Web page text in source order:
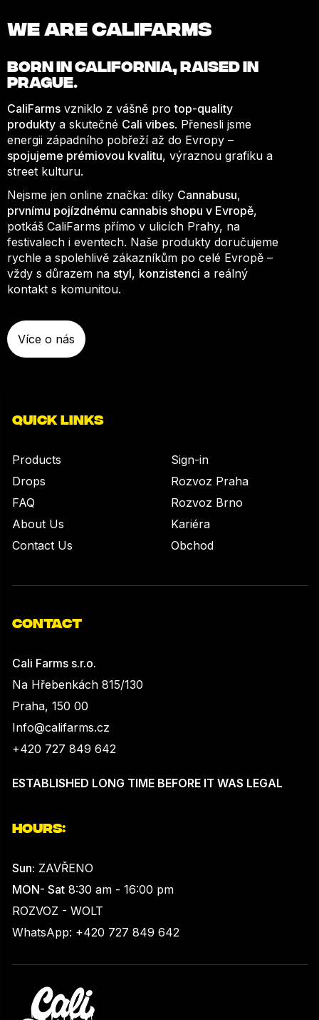
We are Califarms
BORN INCALIFORNIA, RAISED IN
PRAGUE.
CaliFarms vzniklo z vášně protop-quality
produkty a skutečné Cali vibes. Přenesli jsme
energii západního pobřeží až do Evropy –
spojujeme prémiovou kvalitu, výraznou grafiku a
street kulturu.
Nejsme jen online značka: díky Cannabusu,
prvnímu pojízdnému cannabis shopu v Evropě,
potkáš CaliFarms přímo v ulicích Prahy, na
festivalech i eventech. Naše produkty doručujeme
rychle a spolehlivě zákazníkům po celé Evropě –
vždy s důrazem na styl, konzistenci a reálný
kontakt s komunitou.
Více o nás
QUICK LINKS
Products
Drops
FAQ
About Us
Contact Us
Sign-in
Rozvoz Praha
Rozvoz Brno
Kariéra
Obchod
CONTACT
Cali Farms s.r.o.
Na Hřebenkách 815/130
Praha, 150 00
Info@califarms.cz
+420 727 849 642
ESTABLISHED LONG TIME BEFORE IT WAS LEGAL
HOURS:
Sun: ZAVŘENO
MON- Sat 8:30 am - 16:00 pm
ROZVOZ - WOLT
WhatsApp: +420 727 849 642